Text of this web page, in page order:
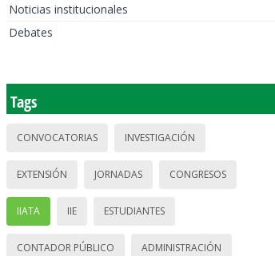
Noticias institucionales
Debates
Tags
CONVOCATORIAS INVESTIGACIÓN
EXTENSIÓN JORNADAS CONGRESOS
IIATA IIE ESTUDIANTES
CONTADOR PÚBLICO ADMINISTRACIÓN